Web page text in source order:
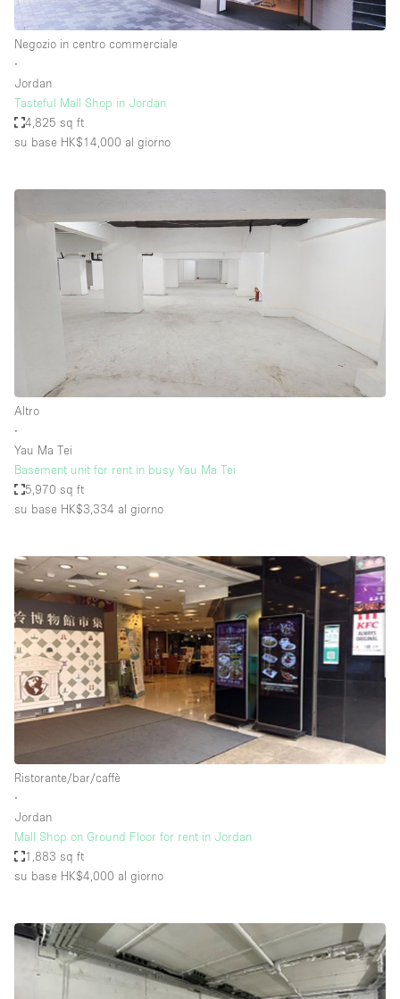
Negozio in centro commerciale
∙
Jordan
Tasteful Mall Shop in Jordan
4,825 sq ft
su base HK$14,000 al giorno
Altro
∙
Yau Ma Tei
Basement unit for rent in busy Yau Ma Tei
5,970 sq ft
su base HK$3,334 al giorno
Ristorante/bar/caffè
∙
Jordan
Mall Shop on Ground Floor for rent in Jordan
1,883 sq ft
su base HK$4,000 al giorno